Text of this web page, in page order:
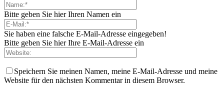
Bitte geben Sie hier Ihren Namen ein
Sie haben eine falsche E-Mail-Adresse eingegeben!
Bitte geben Sie hier Ihre E-Mail-Adresse ein
Speichern Sie meinen Namen, meine E-Mail-Adresse und meine
Website für den nächsten Kommentar in diesem Browser.